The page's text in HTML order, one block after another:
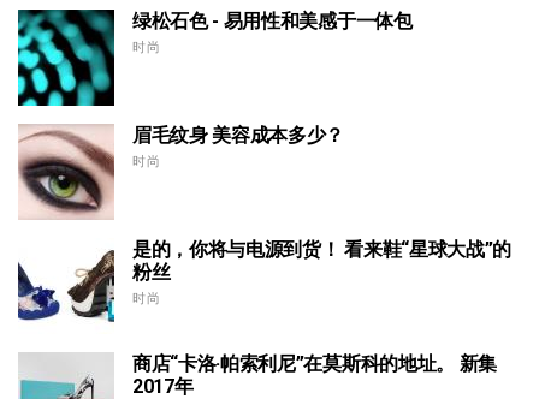
绿松石色 - 易用性和美感于一体包
时尚
眉毛纹身 美容成本多少？
时尚
是的，你将与电源到货！ 看来鞋“星球大战”的
粉丝
时尚
商店“卡洛·帕索利尼”在莫斯科的地址。 新集
2017年